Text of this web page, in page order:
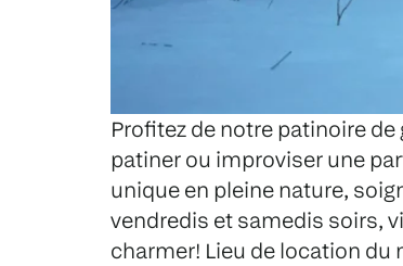
Profitez de notre patinoire
patiner ou improviser une
unique en pleine nature,
vendredis et samedis soirs,
charmer! Lieu de location du